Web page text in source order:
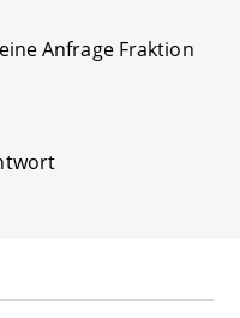
Anfrage Fraktion